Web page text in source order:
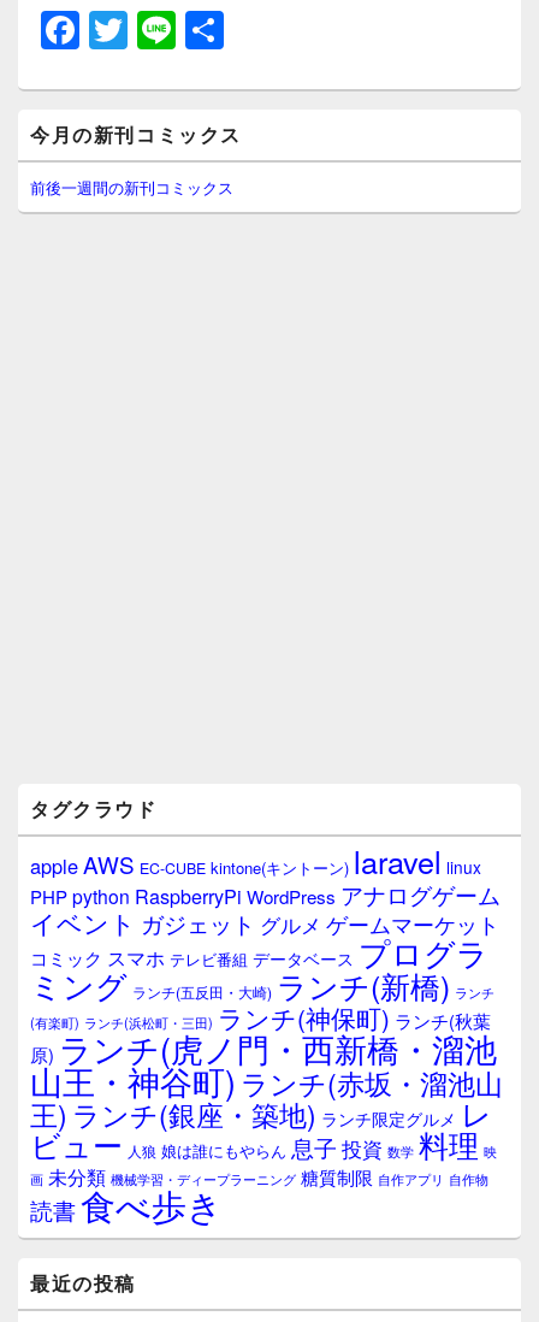
F
a
c
e
b
o
T
wi
tt
er
Li
n
e
イ
ン
サ
イ
今月の新刊コミックス
前後一週間の新刊コミックス
タグクラウド
appleAWS EC-CUBE kintone(キントーン) laravel linux
PHPpython RaspberryPi WordPress アナログゲーム
イベント ガジェット グルメ ゲームマーケット
コミック スマホ テレビ番組 データベース プログラ
ミング ランチ(五反田・大崎) ランチ(新橋) ランチ
(有楽町) ランチ(浜松町・三田) ランチ(神保町) ランチ(秋葉
原) ランチ(虎ノ門・西新橋・溜池
山王・神谷町) ランチ(赤坂・溜池山
王) ランチ(銀座・築地) ランチ限定グルメ レ
ビュー 人狼 娘は誰にもやらん 息子 投資 数学 料理 映
画 未分類 機械学習・ディープラーニング 糖質制限 自作アプリ 自作物
読書食べ歩き
最近の投稿